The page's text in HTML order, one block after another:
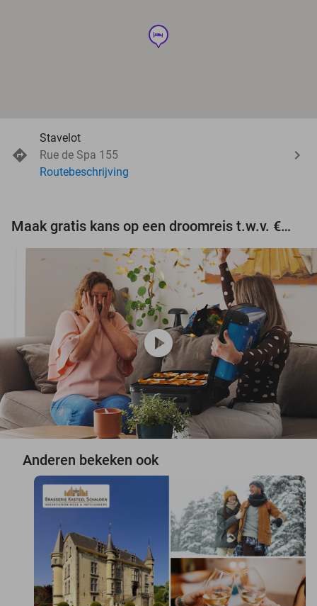
hotel
Stavelot
Rue de Spa 155
Routebeschrijving
Maak gratis kans op een droomreis t.w.v. €3.000!
play_circle
Anderen bekeken ook